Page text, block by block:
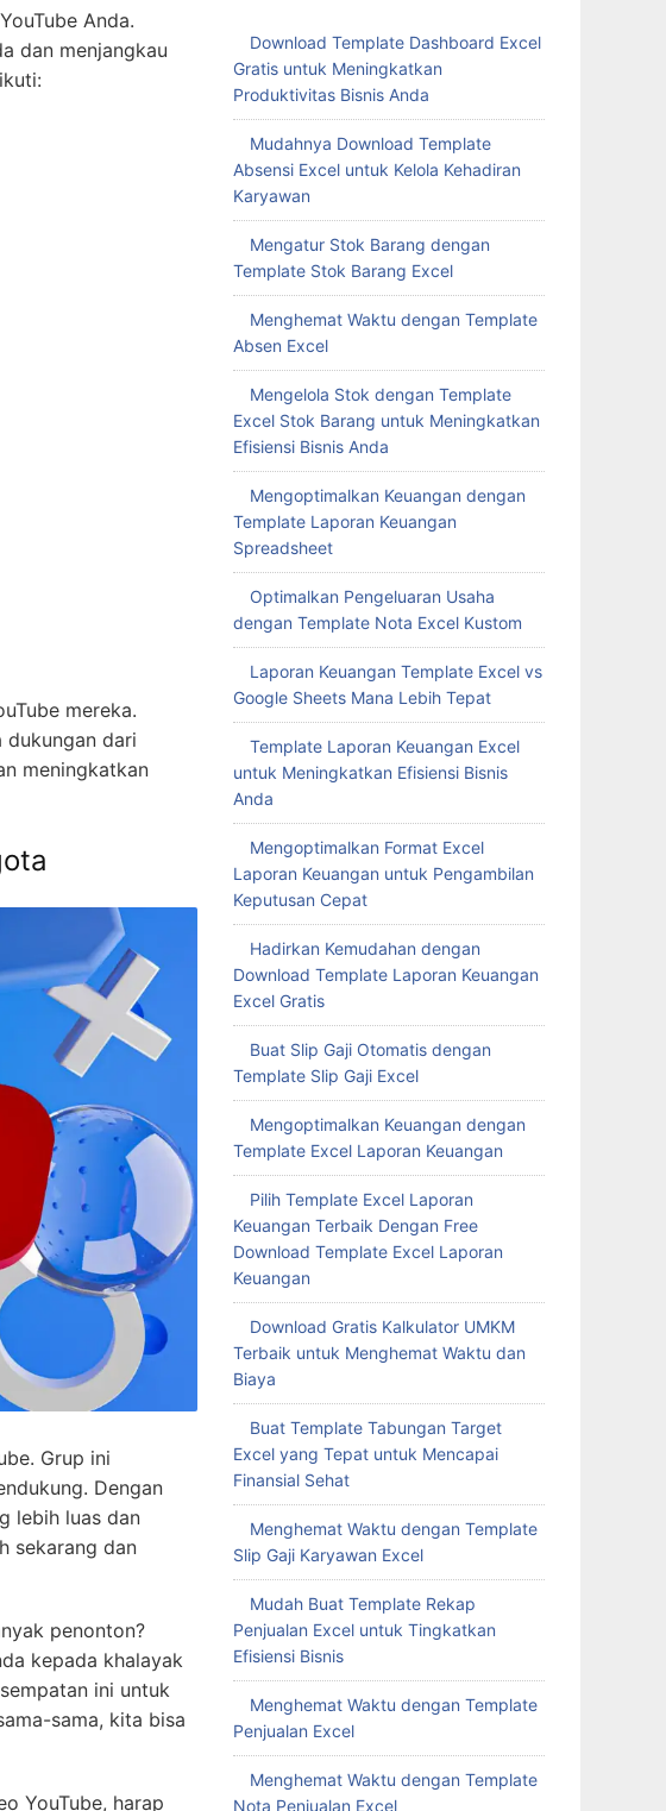
Anda.
dan menjangkau
mereka.
dukungan dari
meningkatkan
Grup ini
Dengan
lebih luas dan
sekarang dan
penonton?
kepada khalayak
ini untuk
sama, kita bisa
YouTube, harap
Download Template Dashboard Excel
Gratis untuk Meningkatkan
Produktivitas Bisnis Anda
Mudahnya Download Template
Absensi Excel untuk Kelola Kehadiran
Karyawan
Mengatur Stok Barang dengan
Template Stok Barang Excel
Menghemat Waktu dengan Template
Absen Excel
Mengelola Stok dengan Template
Excel Stok Barang untuk Meningkatkan
Efisiensi Bisnis Anda
Mengoptimalkan Keuangan dengan
Template Laporan Keuangan
Spreadsheet
Optimalkan Pengeluaran Usaha
dengan Template Nota Excel Kustom
Laporan Keuangan Template Excel vs
Google Sheets Mana Lebih Tepat
Template Laporan Keuangan Excel
untuk Meningkatkan Efisiensi Bisnis
Anda
Mengoptimalkan Format Excel
Laporan Keuangan untuk Pengambilan
Keputusan Cepat
Hadirkan Kemudahan dengan
Download Template Laporan Keuangan
Excel Gratis
Buat Slip Gaji Otomatis dengan
Template Slip Gaji Excel
Mengoptimalkan Keuangan dengan
Template Excel Laporan Keuangan
Pilih Template Excel Laporan
Keuangan Terbaik Dengan Free
Download Template Excel Laporan
Keuangan
Download Gratis Kalkulator UMKM
Terbaik untuk Menghemat Waktu dan
Biaya
Buat Template Tabungan Target
Excel yang Tepat untuk Mencapai
Finansial Sehat
Menghemat Waktu dengan Template
Slip Gaji Karyawan Excel
Mudah Buat Template Rekap
Penjualan Excel untuk Tingkatkan
Efisiensi Bisnis
Menghemat Waktu dengan Template
Penjualan Excel
Menghemat Waktu dengan Template
Nota Penjualan Excel